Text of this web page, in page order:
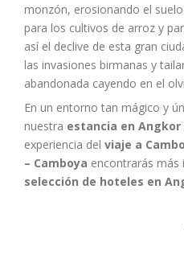
monzón, erosionando el
para los cultivos de arroz y
así el declive de esta gran
las invasiones birmanas y
abandonada cayendo en el
En un entorno tan mágico y
nuestra estancia en Angkor
experiencia delviaje a
– Camboya encontrarás
selección de hoteles en